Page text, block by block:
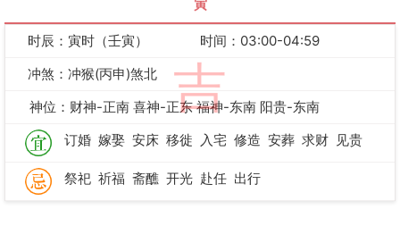
寅
吉
时辰：寅时（壬寅）
时间：03:00-04:59
冲煞：冲猴(丙申)煞北
神位：财神-正南 喜神-正东 福神-东南 阳贵-东南
订婚 嫁娶 安床 移徙 入宅 修造 安葬 求财 见贵
祭祀 祈福 斋醮 开光 赴任 出行